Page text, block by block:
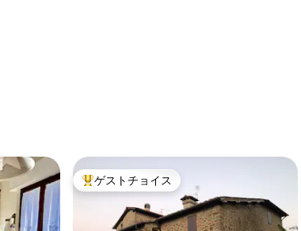
大好評のゲストチョイスです。
ゲストチョイス